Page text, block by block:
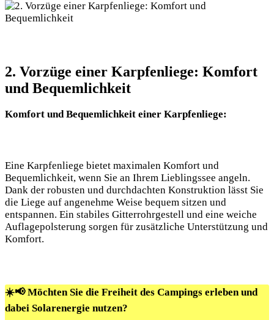
2. Vorzüge einer Karpfenliege: Komfort
und Bequemlichkeit
Komfort und Bequemlichkeit einer Karpfenliege:
Eine Karpfenliege bietet maximalen Komfort und
Bequemlichkeit, wenn Sie an Ihrem Lieblingssee angeln.
Dank der robusten und durchdachten Konstruktion lässt Sie
die Liege auf angenehme Weise bequem sitzen und
entspannen. Ein stabiles Gitterrohrgestell und eine weiche
Auflagepolsterung sorgen für zusätzliche Unterstützung und
Komfort.
☀️📢 Möchten Sie die Freiheit des Campings erleben und
dabei Solarenergie nutzen?